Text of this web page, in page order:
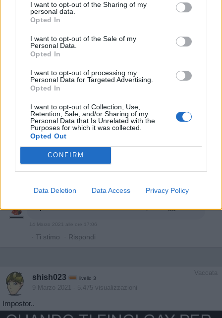
I want to opt-out of the Sharing of my
personal data.
Opted In
I want to opt-out of the Sale of my
Personal Data.
Opted In
I want to opt-out of processing my
Personal Data for Targeted Advertising.
Opted In
I want to opt-out of Collection, Use,
Retention, Sale, and/or Sharing of my
Personal Data that Is Unrelated with the
Purposes for which it was collected.
Opted Out
CONFIRM
Data Deletion Data Access Privacy Policy
Buona notte in ogni caso
10 Marzo 2021 alle ore 08:57
CapitanFracassa
10 Marzo 2021 alle ore 22:35
·Ti stimo ·Rispondi
CapitanFracassa:buongiorno
11 Marzo 2021 alle ore 08:28
·Ti stimo·
shish023:buon pomeriggi
11 Marzo 2021 alle ore 13:41
·Ti stimo · Rispondi
CapitanFracassa:buona domenica pomeriggio 🥂🥂
14 Marzo 2021 alle ore 17:06
· Ti stimo · Rispondi
Vaccata
shish023 livello 3
9 Marzo 2021 - 5.475 visualizzazioni
Impostor..